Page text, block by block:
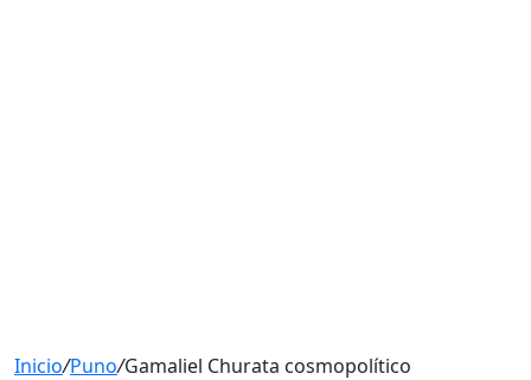
Inicio/Puno/Gamaliel Churata cosmopolítico